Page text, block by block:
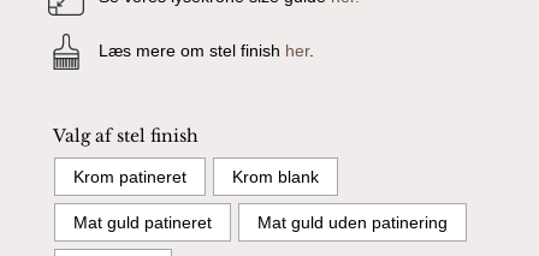
Læs mere om stel finish her.
Valg af stel finish
Krom patineret Krom blank
Mat guld patineret Mat guld uden patinering